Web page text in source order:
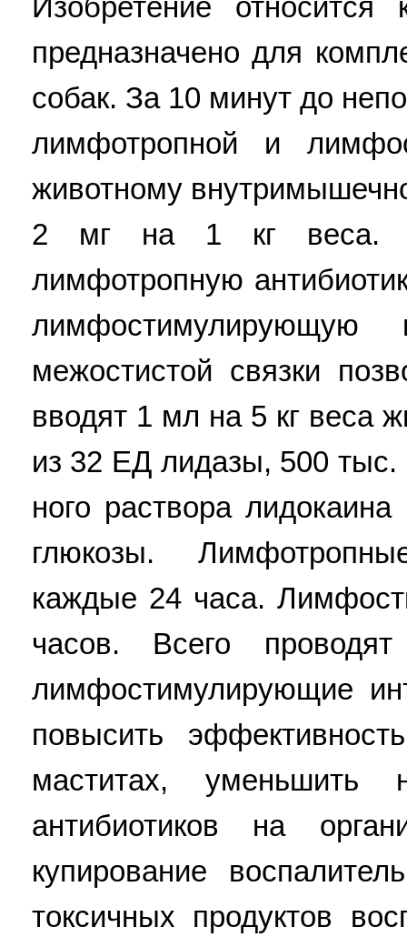
Изобретение
предназначено для
собак. За 10 минут до
лимфотропной и
животному
2 мг на 1 кг веса.
лимфотропную
межостистой связки
вводят 1 мл на 5 кг веса
из 32 ЕД лидазы, 500
ного раствора
глюкозы.
каждые 24 часа.
часов. Всего
лимфостимулирующие
повысить
маститах, уменьшить
антибиотиков на
купирование
токсичных продуктов